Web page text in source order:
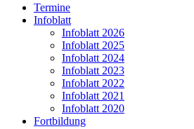
Termine
Infoblatt
Infoblatt 2026
Infoblatt 2025
Infoblatt 2024
Infoblatt 2023
Infoblatt 2022
Infoblatt 2021
Infoblatt 2020
Fortbildung